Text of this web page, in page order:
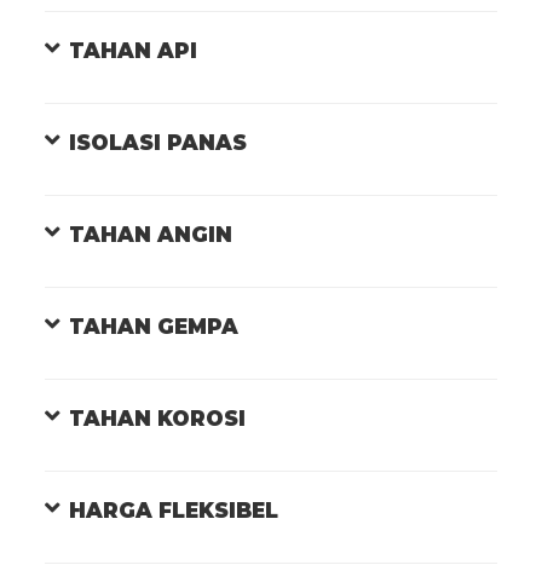
TAHAN API
ISOLASI PANAS
TAHAN ANGIN
TAHAN GEMPA
TAHAN KOROSI
HARGA FLEKSIBEL